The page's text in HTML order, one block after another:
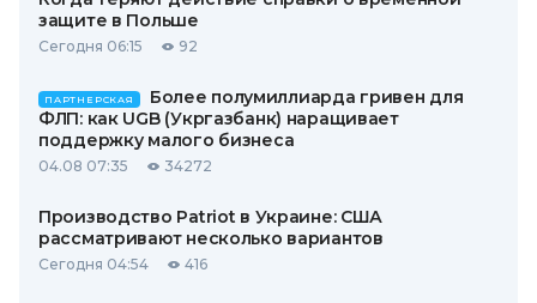
защите в Польше
Сегодня 06:15 92
ПАРТНЕРСКАЯ
Более полумиллиарда гривен для
ФЛП: как UGB (Укргазбанк) наращивает
поддержку малого бизнеса
04.08 07:35 34272
Производство Patriot в Украине: США
рассматривают несколько вариантов
Сегодня 04:54 416